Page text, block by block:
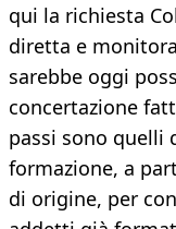
qui la richiesta
diretta e
sarebbe oggi
concertazione
passi sono quelli
formazione, a
di origine, per